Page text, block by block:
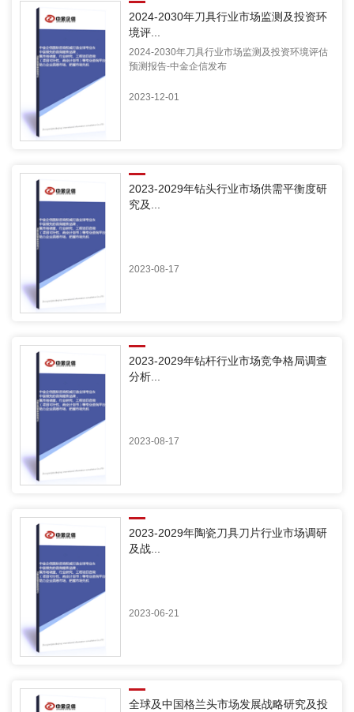
2024-2030年刀具行业市场监测及投资环
境评...
2024-2030年刀具行业市场监测及投资环境评估
预测报告-中金企信发布
2023-12-01
2023-2029年钻头行业市场供需平衡度研
究及...
2023-08-17
2023-2029年钻杆行业市场竞争格局调查
分析...
2023-08-17
2023-2029年陶瓷刀具刀片行业市场调研
及战...
2023-06-21
全球及中国格兰头市场发展战略研究及投